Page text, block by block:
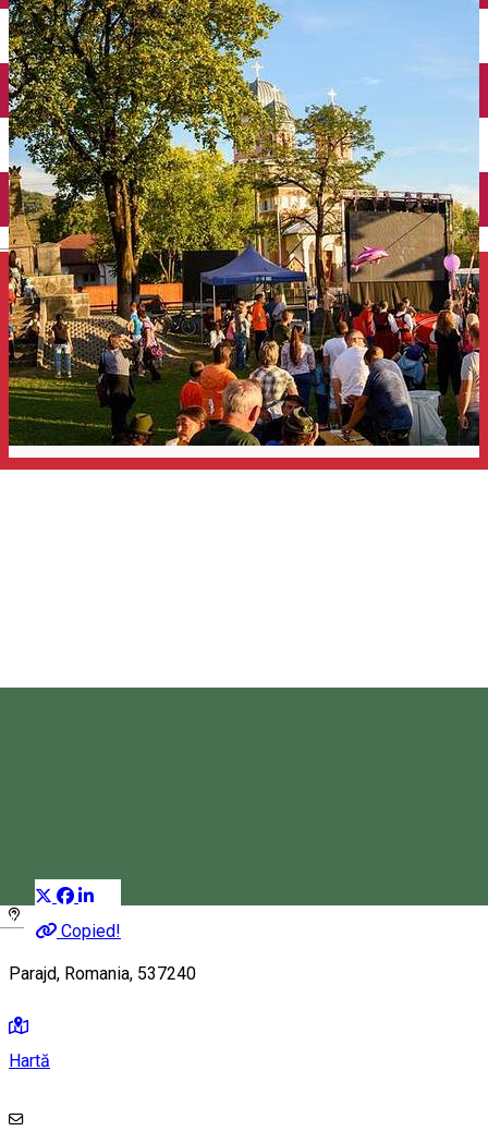
English
Magyar
Închirieri auto
Închirieri de biciclete
Copied!
Parajd, Romania, 537240
Hartă